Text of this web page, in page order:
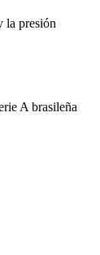
la presión
A brasileña